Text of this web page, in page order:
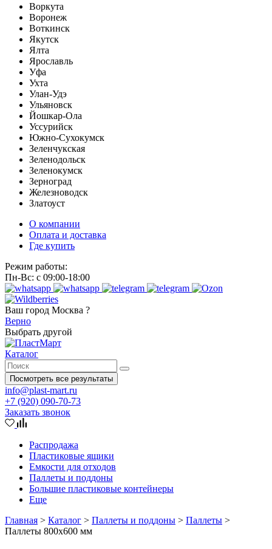
Воркута
Воронеж
Воткинск
Якутск
Ялта
Ярославль
Уфа
Ухта
Улан-Удэ
Ульяновск
Йошкар-Ола
Уссурийск
Южно-Сухокумск
Зеленчукская
Зеленодольск
Зеленокумск
Зерноград
Железноводск
Златоуст
О компании
Оплата и доставка
Где купить
Режим работы:
Пн-Вс: с 09:00-18:00
Ваш город Москва ?
Верно
Выбрать другой
Каталог
Посмотреть все результаты
info@plast-mart.ru
+7 (920) 090-70-73
Заказать звонок
Распродажа
Пластиковые ящики
Емкости для отходов
Паллеты и поддоны
Большие пластиковые контейнеры
Еще
Главная > Каталог > Паллеты и поддоны > Паллеты >
Паллеты 800x600 мм